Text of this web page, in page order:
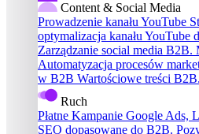
Content & Social Media
Prowadzenie kanału YouTube
optymalizacja kanału YouTube
Zarządzanie social media B2B.
Automatyzacja procesów
w B2B Wartościowe treści B2B.
Ruch
Płatne Kampanie Google Ads,
SEO dopasowane do B2B.